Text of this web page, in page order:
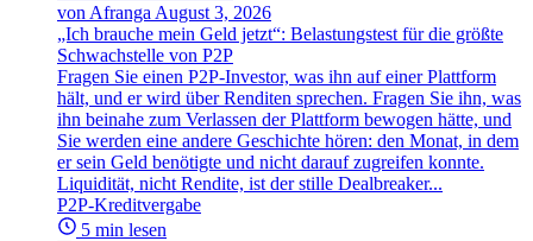
von Afranga August 3, 2026
„Ich brauche mein Geld jetzt“: Belastungstest für die größte
Schwachstelle von P2P
Fragen Sie einen P2P-Investor, was ihn auf einer Plattform
hält, und er wird über Renditen sprechen. Fragen Sie ihn, was
ihn beinahe zum Verlassen der Plattform bewogen hätte, und
Sie werden eine andere Geschichte hören: den Monat, in dem
er sein Geld benötigte und nicht darauf zugreifen konnte.
Liquidität, nicht Rendite, ist der stille Dealbreaker...
P2P-Kreditvergabe
5 min lesen